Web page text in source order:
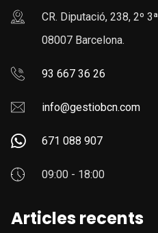
CR. Diputació, 238, 2º 3ª
08007 Barcelona.
93 667 36 26
info@gestiobcn.com
671 088 907
09:00 - 18:00
Articles recents